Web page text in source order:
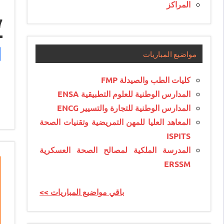
المراكز
مواضيع المباريات
كليات الطب والصيدلة FMP
المدارس الوطنية للعلوم التطبيقية ENSA
المدارس الوطنية للتجارة والتسيير ENCG
المعاهد العليا للمهن التمريضية وتقنيات الصحة
ISPITS
المدرسة الملكية لمصالح الصحة العسكرية
ERSSM
<< باقي مواضيع المباريات